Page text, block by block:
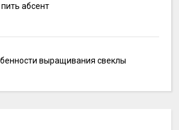
пить абсент
выращивания свеклы